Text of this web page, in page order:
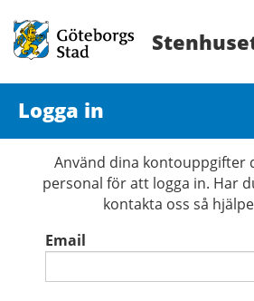
Logga in
Använd dina kontouppgifter
personal för att logga in. Har
kontakta oss så
Email